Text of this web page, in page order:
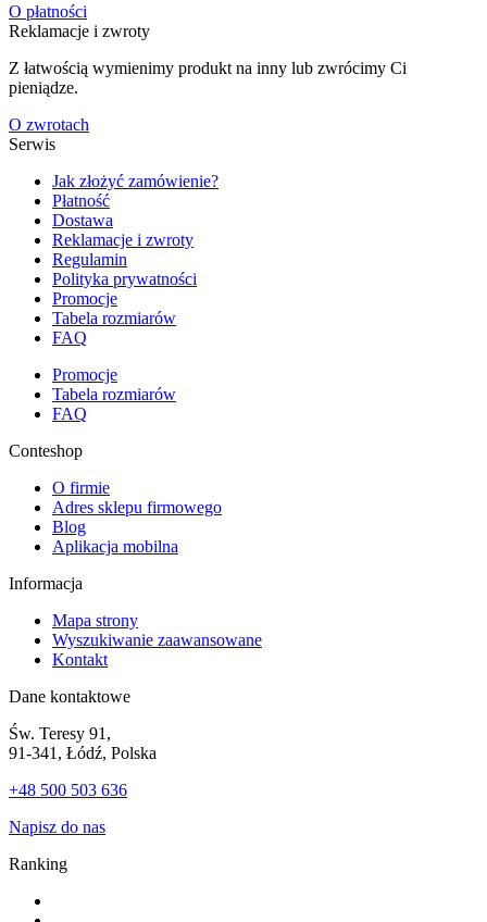
O płatności
Reklamacje i zwroty
Z łatwością wymienimy produkt na inny lub zwrócimy Ci
pieniądze.
O zwrotach
Serwis
Jak złożyć zamówienie?
Płatność
Dostawa
Reklamacje i zwroty
Regulamin
Polityka prywatności
Promocje
Tabela rozmiarów
FAQ
Promocje
Tabela rozmiarów
FAQ
Conteshop
O firmie
Adres sklepu firmowego
Blog
Aplikacja mobilna
Informacja
Mapa strony
Wyszukiwanie zaawansowane
Kontakt
Dane kontaktowe
Św. Teresy 91,
91-341, Łódź, Polska
+48 500 503 636
Napisz do nas
Ranking